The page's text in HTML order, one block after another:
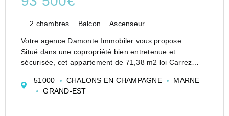
2 chambres Balcon Ascenseur
Votre agence Damonte Immobiler vous propose:
Situé dans une copropriété bien entretenue et
sécurisée, cet appartement de 71,38 m2 loi Carrez
immédiate des commerces, écoles, et à seulement 5
minutes du JARD.<...
51000 CHALONS EN CHAMPAGNE
MARNE
GRAND-EST